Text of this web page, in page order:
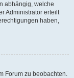
abhängig, welche
Administrator erteilt
haben,
Forum zu beobachten.